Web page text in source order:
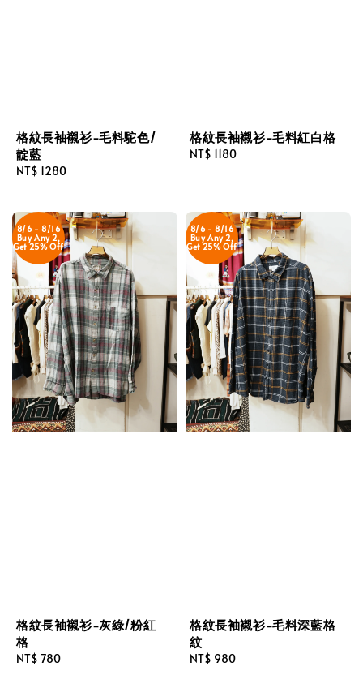
格紋長袖襯衫-毛料駝色/
靛藍
Regular
NT$ 1280
格紋長袖襯衫-毛料紅白格
Regular
NT$ 1180
8/6 - 8/16
Buy Any 2,
Get 25% Off
格紋長袖襯衫-灰綠/粉紅
格
Regular
NT$ 780
8/6 - 8/16
Buy Any 2,
Get 25% Off
格紋長袖襯衫-毛料深藍格
紋
Regular
NT$ 980